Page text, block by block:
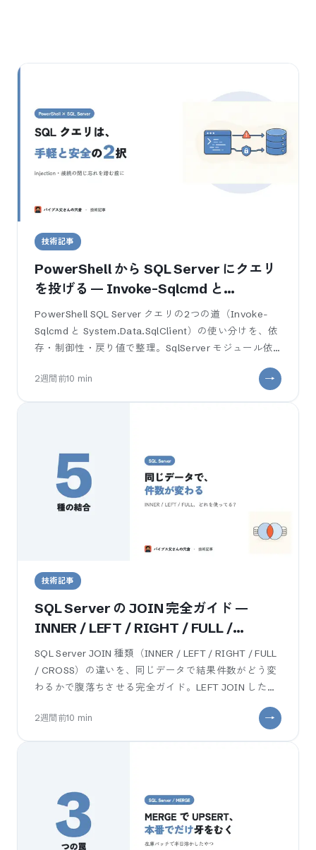
技術記事
PowerShell から SQL Server にクエリ
を投げる — Invoke-Sqlcmd と
SqlClient の使い分けと業務SEが踏む罠
PowerShell SQL Server クエリの2つの道（Invoke-
Sqlcmd と System.Data.SqlClient）の使い分けを、依
存・制御性・戻り値で整理。SqlServer モジュール依
2週間前10 min
技術記事
SQL Server の JOIN 完全ガイド —
INNER / LEFT / RIGHT / FULL /
CROSS を業務SEが件数で腹落ちさせる
SQL Server JOIN 種類（INNER / LEFT / RIGHT / FULL
/ CROSS）の違いを、同じデータで結果件数がどう変
わるかで腹落ちさせる完全ガイド。LEFT JOIN したの
2週間前10 min